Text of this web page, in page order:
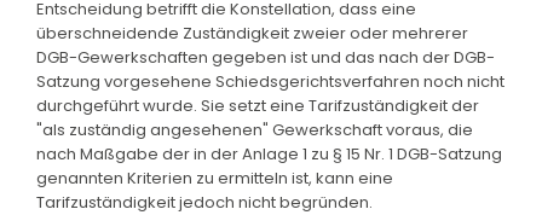
Entscheidung betrifft die Konstellation, dass eine
überschneidende Zuständigkeit zweier oder mehrerer
DGB-Gewerkschaften gegeben ist und das nach der DGB-
Satzung vorgesehene Schiedsgerichtsverfahren noch nicht
durchgeführt wurde. Sie setzt eine Tarifzuständigkeit der
"als zuständig angesehenen" Gewerkschaft voraus, die
nach Maßgabe der in der Anlage 1 zu § 15 Nr. 1 DGB-Satzung
genannten Kriterien zu ermitteln ist, kann eine
Tarifzuständigkeit jedoch nicht begründen.